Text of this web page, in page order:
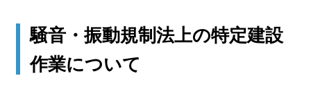
騒音・振動規制法上の特定建設
作業について